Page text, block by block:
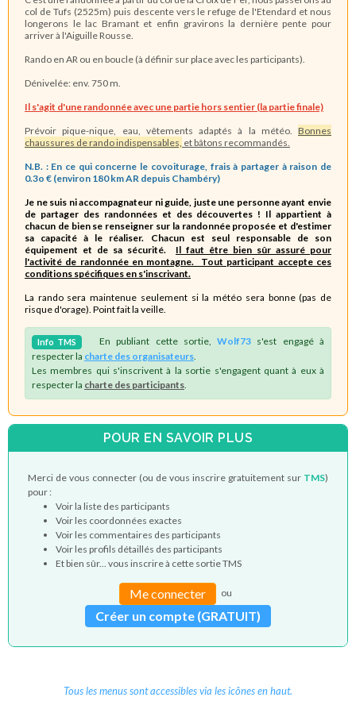
col de Tufs (2525m) puis descente vers le refuge de l'Etendard et nous
longerons le lac Bramant et enfin gravirons la dernière pente pour
arriver à l'Aiguille Rousse.
Rando en AR ou en boucle (à définir sur place avec les participants).
Dénivelée: env. 750 m.
Il s'agit d'une randonnée avec une partie hors sentier (la partie finale)
Prévoir pique-nique, eau, vêtements adaptés à la météo. Bonnes
chaussures de rando indispensables, et bâtons recommandés.
N.B. : En ce qui concerne le covoiturage, frais à partager à raison de
0.3o € (environ 180 km AR depuis Chambéry)
Je ne suis ni accompagnateur ni guide, juste une personne ayant envie
de partager des randonnées et des découvertes ! Il appartient à
chacun de bien se renseigner sur la randonnée proposée et d'estimer
sa capacité à le réaliser. Chacun est seul responsable de son
équipement et de sa sécurité. Il faut être bien sûr assuré pour
l'activité de randonnée en montagne. Tout participant accepte ces
conditions spécifiques en s'inscrivant.
La rando sera maintenue seulement si la météo sera bonne (pas de
risque d'orage). Point fait la veille.
Info TMS En publiant cette sortie,Wolf73 s'est engagé à
respecter la charte des organisateurs
Les membres qui s'inscrivent à la sortie s'engagent quant à eux à
respecter la charte des participants
POUR EN SAVOIR PLUS
Merci de vous connecter (ou de vous inscrire gratuitement sur TMS)
pour :
Voir la liste des participants
Voir les coordonnées exactes
Voir les commentaires des participants
Voir les profils détaillés des participants
Et bien sûr... vous inscrire à cette sortie TMS
Me connecter ou
Créer un compte (GRATUIT)
Tous les menus sont accessibles via les icônes en haut.